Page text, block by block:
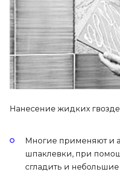
Нанесение жидких
Многие применяют и
шпаклевки, при
сгладить и